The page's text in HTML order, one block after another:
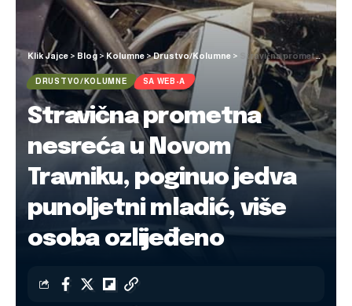
Klik Jajce > Blog > Kolumne >Drustvo/Kolumne > Stravična prometna nesreća u Novom Travniku, poginuo jedva punoljetni mladić, više osoba ozlijeđeno
DRUSTVO/KOLUMNE SA WEB-A
Stravična prometna
nesreća u Novom
Travniku, poginuo jedva
punoljetni mladić, više
osoba ozlijeđeno